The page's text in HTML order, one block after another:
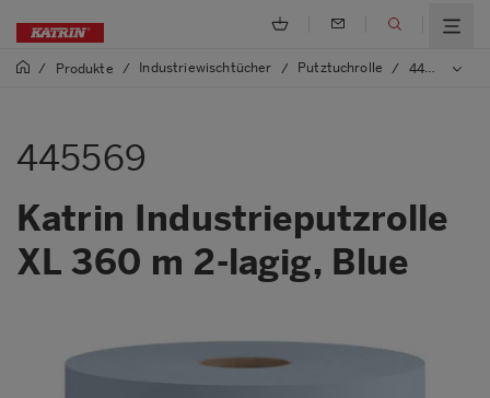
/ Produkte / Industriewischtücher / Putztuchrolle / 445569 Katrin Industrieputzrolle XL 360 m 2-lagig, Blue
445569
Katrin Industrieputzrolle
XL 360 m 2-lagig, Blue